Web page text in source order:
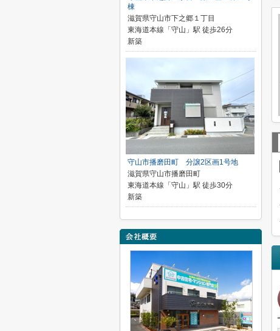
棟
滋賀県守山市下之郷１丁目
東海道本線「守山」駅 徒歩26分
新築
守山市播磨田町 分譲2区画1号地
滋賀県守山市播磨田町
東海道本線「守山」駅 徒歩30分
新築